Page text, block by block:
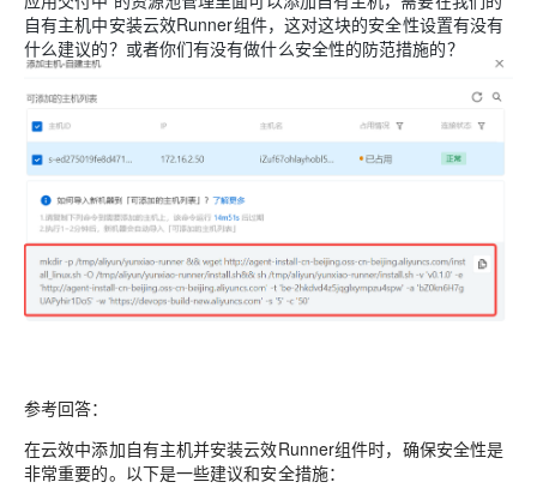
自有主机中安装云效Runner组件，这对这块的安全性设置有没有
什么建议的？或者你们有没有做什么安全性的防范措施的？
参考回答：
在云效中添加自有主机并安装云效Runner组件时，确保安全性是
非常重要的。以下是一些建议和安全措施：